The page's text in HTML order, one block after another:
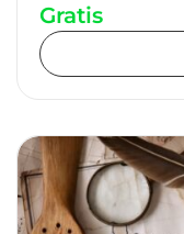
Gratis